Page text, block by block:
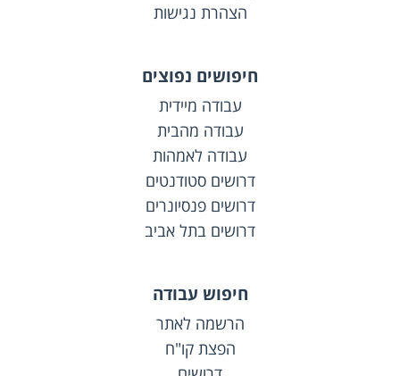
הצהרת נגישות
חיפושים נפוצים
עבודה מיידית
עבודה מהבית
עבודה לאמהות
דרושים סטודנטים
דרושים פנסיונרים
דרושים בתל אביב
חיפוש עבודה
הרשמה לאתר
הפצת קו"ח